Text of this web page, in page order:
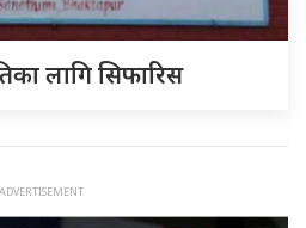
लागि सिफारिस